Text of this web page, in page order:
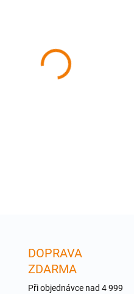
DOPRAVA
ZDARMA
Při objednávce nad 4 999